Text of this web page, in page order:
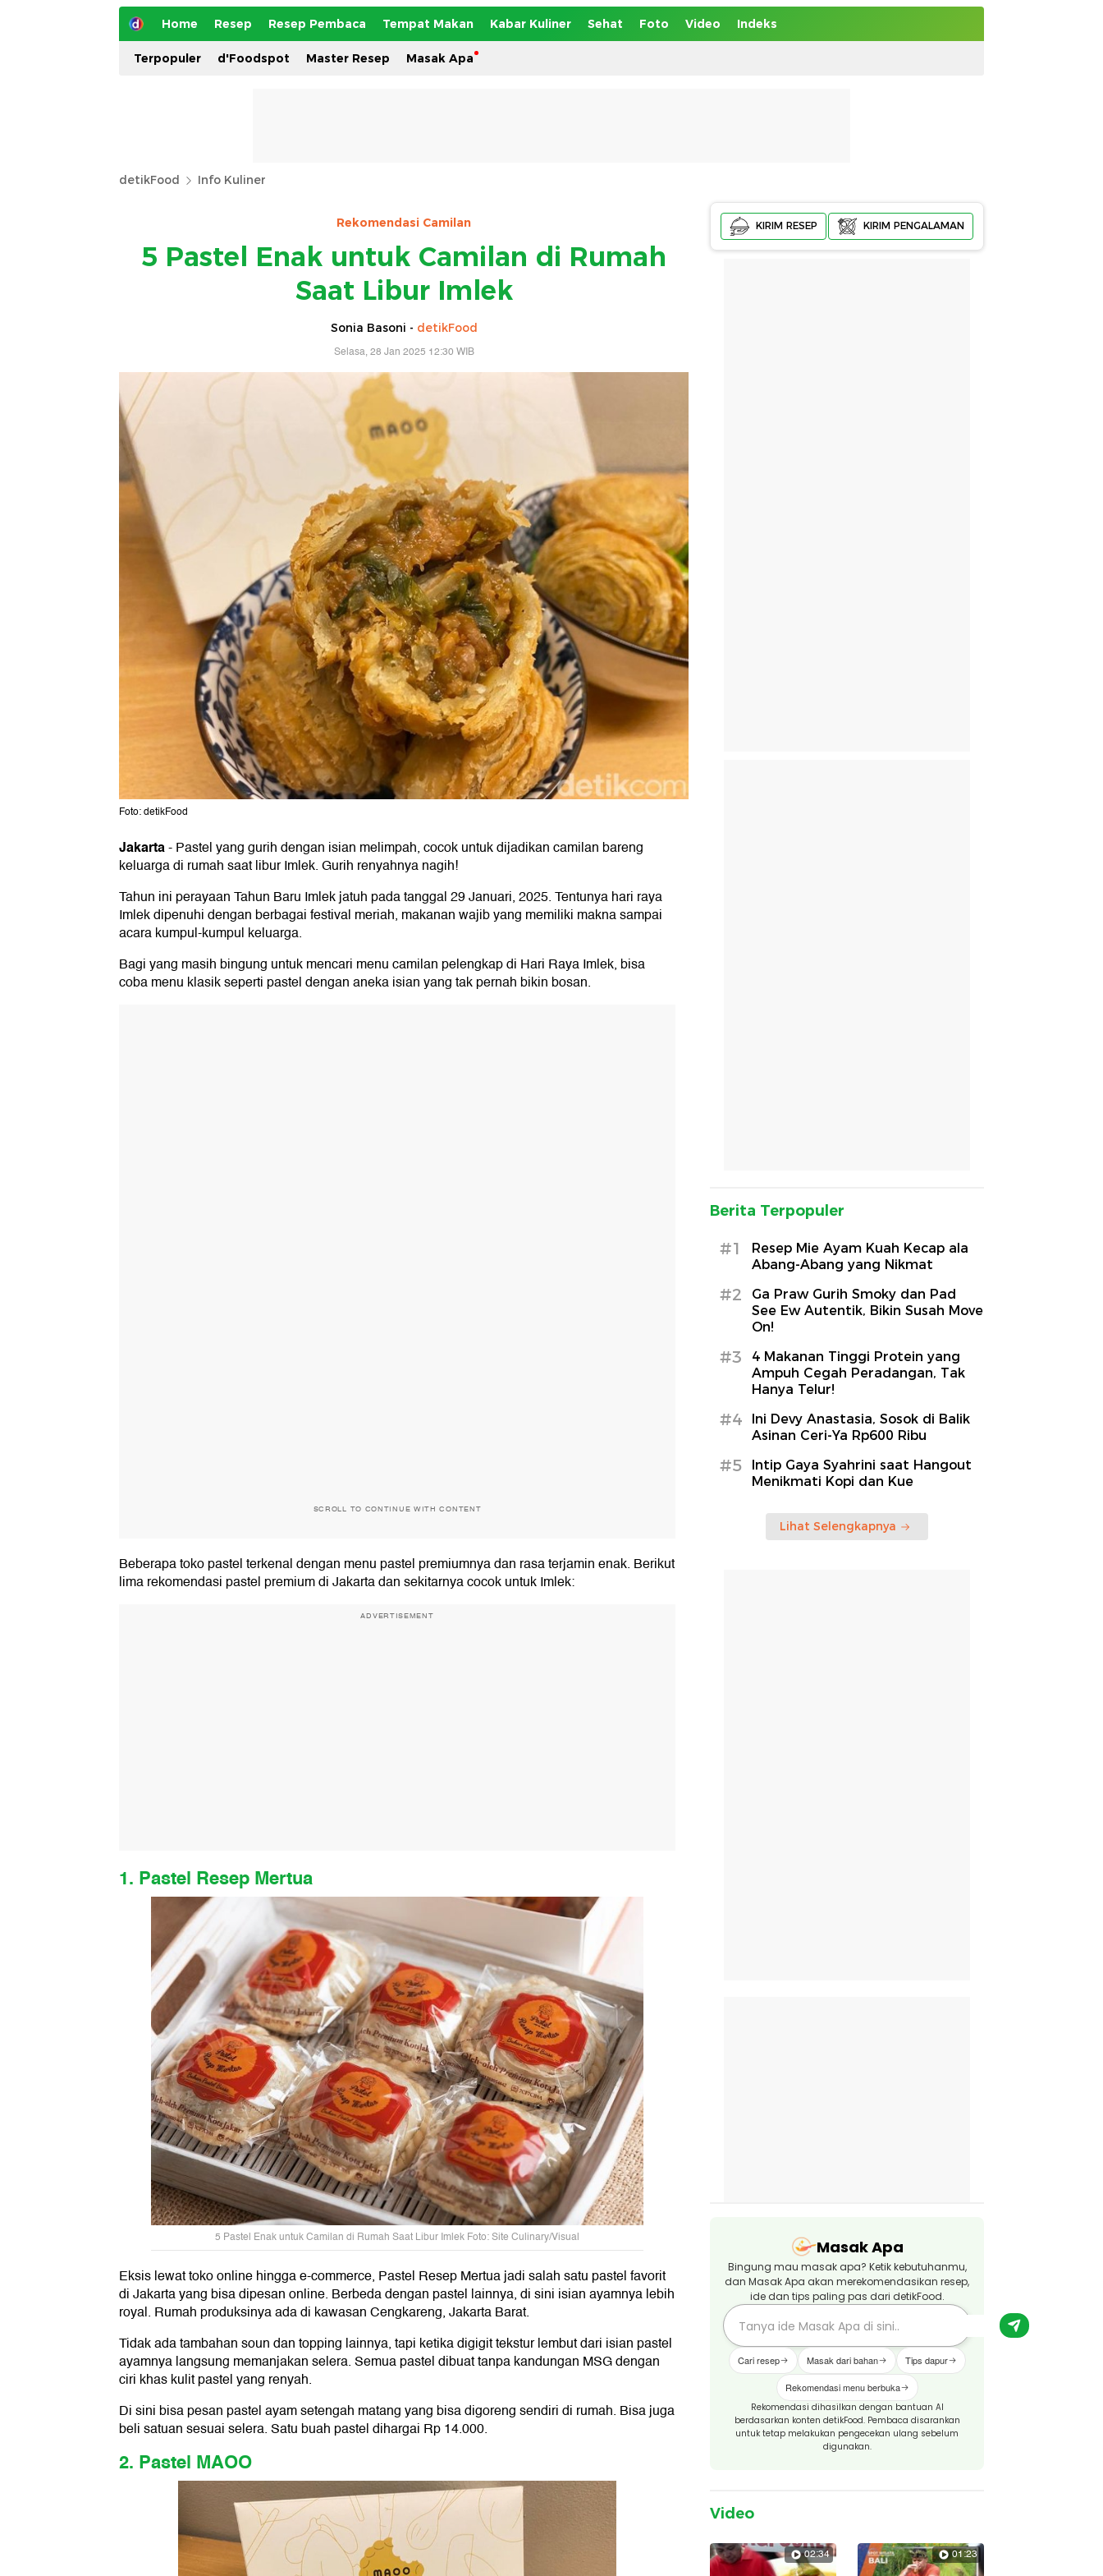
Home Resep Resep Pembaca Tempat Makan Kabar Kuliner Sehat Foto Video Indeks
Terpopuler d'Foodspot Master Resep Masak Apa
detikFood Info Kuliner
Rekomendasi Camilan
5 Pastel Enak untuk Camilan di Rumah
Saat Libur Imlek
Sonia Basoni - detikFood
Selasa, 28 Jan 2025 12:30 WIB
Foto: detikFood
Jakarta-Pastel yang gurih dengan isian melimpah, cocok untuk dijadikan camilan bareng
keluarga di rumah saat libur Imlek. Gurih renyahnya nagih!
Tahun ini perayaan Tahun Baru Imlek jatuh pada tanggal 29 Januari, 2025. Tentunya hari raya
Imlek dipenuhi dengan berbagai festival meriah, makanan wajib yang memiliki makna sampai
acara kumpul-kumpul keluarga.
Bagi yang masih bingung untuk mencari menu camilan pelengkap di Hari Raya Imlek, bisa
coba menu klasik seperti pastel dengan aneka isian yang tak pernah bikin bosan.
SCROLL TO CONTINUE WITH CONTENT
Beberapa toko pastel terkenal dengan menu pastel premiumnya dan rasa terjamin enak. Berikut
lima rekomendasi pastel premium di Jakarta dan sekitarnya cocok untuk Imlek:
ADVERTISEMENT
1. Pastel Resep Mertua
5 Pastel Enak untuk Camilan di Rumah Saat Libur Imlek Foto: Site Culinary/Visual
Eksis lewat toko online hingga e-commerce, Pastel Resep Mertua jadi salah satu pastel favorit
di Jakarta yang bisa dipesan online. Berbeda dengan pastel lainnya, di sini isian ayamnya lebih
royal. Rumah produksinya ada di kawasan Cengkareng, Jakarta Barat.
Tidak ada tambahan soun dan topping lainnya, tapi ketika digigit tekstur lembut dari isian pastel
ayamnya langsung memanjakan selera. Semua pastel dibuat tanpa kandungan MSG dengan
ciri khas kulit pastel yang renyah.
Di sini bisa pesan pastel ayam setengah matang yang bisa digoreng sendiri di rumah. Bisa juga
beli satuan sesuai selera. Satu buah pastel dihargai Rp 14.000.
2. Pastel MAOO
KIRIM RESEP KIRIM PENGALAMAN
Berita Terpopuler
#1
Resep Mie Ayam Kuah Kecap ala
Abang-Abang yang Nikmat
#2
Ga Praw Gurih Smoky dan Pad
See Ew Autentik, Bikin Susah Move
On!
#3
4 Makanan Tinggi Protein yang
Ampuh Cegah Peradangan, Tak
Hanya Telur!
#4
Ini Devy Anastasia, Sosok di Balik
Asinan Ceri-Ya Rp600 Ribu
#5
Intip Gaya Syahrini saat Hangout
Menikmati Kopi dan Kue
Lihat Selengkapnya
Masak Apa
Bingung mau masak apa? Ketik kebutuhanmu,
dan Masak Apa akan merekomendasikan resep,
ide dan tips paling pas dari detikFood.
Cari resep Masak dari bahan Tips dapur
Rekomendasi menu berbuka
Rekomendasi dihasilkan dengan bantuan AI
berdasarkan konten detikFood. Pembaca disarankan
untuk tetap melakukan pengecekan ulang sebelum
digunakan.
Video
02:34 01:23